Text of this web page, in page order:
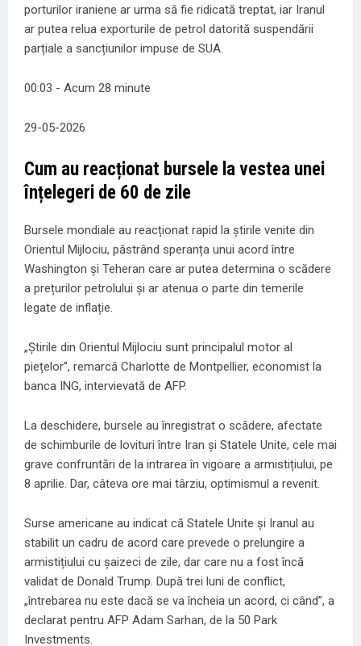
porturilor iraniene ar urma să fie ridicată treptat, iar Iranul
ar putea relua exporturile de petrol datorită suspendării
parțiale a sancțiunilor impuse de SUA.
00:03 - Acum 28 minute
29-05-2026
Cum au reacționat bursele la vestea unei
înțelegeri de 60 de zile
Bursele mondiale au reacționat rapid la știrile venite din
Orientul Mijlociu, păstrând speranța unui acord între
Washington și Teheran care ar putea determina o scădere
a prețurilor petrolului și ar atenua o parte din temerile
legate de inflație.
„Știrile din Orientul Mijlociu sunt principalul motor al
piețelor”, remarcă Charlotte de Montpellier, economist la
banca ING, intervievată de AFP.
La deschidere, bursele au înregistrat o scădere, afectate
de schimburile de lovituri între Iran și Statele Unite, cele mai
grave confruntări de la intrarea în vigoare a armistițiului, pe
8 aprilie. Dar, câteva ore mai târziu, optimismul a revenit.
Surse americane au indicat că Statele Unite și Iranul au
stabilit un cadru de acord care prevede o prelungire a
armistițiului cu șaizeci de zile, dar care nu a fost încă
validat de Donald Trump. După trei luni de conflict,
„întrebarea nu este dacă se va încheia un acord, ci când”, a
declarat pentru AFP Adam Sarhan, de la 50 Park
Investments.